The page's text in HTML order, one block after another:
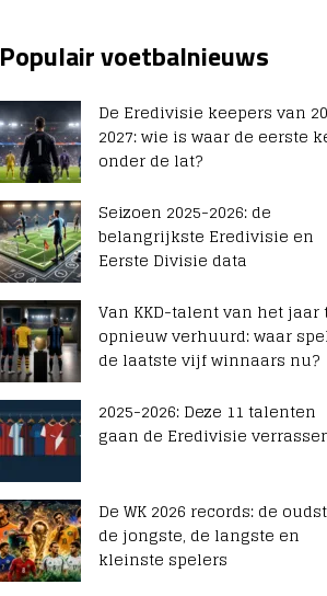
Populair voetbalnieuws
De Eredivisie keepers van
2027: wie is waar de eerste
onder de lat?
Seizoen 2025-2026: de
belangrijkste Eredivisie en
Eerste Divisie data
Van KKD-talent van het jaar
opnieuw verhuurd: waar
de laatste vijf winnaars nu?
2025-2026: Deze 11 talenten
gaan de Eredivisie
De WK 2026 records: de
de jongste, de langste en
kleinste spelers